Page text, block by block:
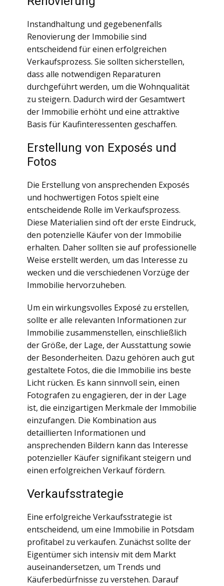
Instandhaltung und gegebenenfalls
Renovierung der Immobilie sind
entscheidend für einen erfolgreichen
Verkaufsprozess. Sie sollten sicherstellen,
dass alle notwendigen Reparaturen
durchgeführt werden, um die Wohnqualität
zu steigern. Dadurch wird der Gesamtwert
der Immobilie erhöht und eine attraktive
Basis für Kaufinteressenten geschaffen.
Erstellung von Exposés und
Fotos
Die Erstellung von ansprechenden Exposés
und hochwertigen Fotos spielt eine
entscheidende Rolle im Verkaufsprozess.
Diese Materialien sind oft der erste Eindruck,
den potenzielle Käufer von der Immobilie
erhalten. Daher sollten sie auf professionelle
Weise erstellt werden, um das Interesse zu
wecken und die verschiedenen Vorzüge der
Immobilie hervorzuheben.
Um ein wirkungsvolles Exposé zu erstellen,
sollte er alle relevanten Informationen zur
Immobilie zusammenstellen, einschließlich
der Größe, der Lage, der Ausstattung sowie
der Besonderheiten. Dazu gehören auch gut
gestaltete Fotos, die die Immobilie ins beste
Licht rücken. Es kann sinnvoll sein, einen
Fotografen zu engagieren, der in der Lage
ist, die einzigartigen Merkmale der Immobilie
einzufangen. Die Kombination aus
detaillierten Informationen und
ansprechenden Bildern kann das Interesse
potenzieller Käufer signifikant steigern und
einen erfolgreichen Verkauf fördern.
Verkaufsstrategie
Eine erfolgreiche Verkaufsstrategie ist
entscheidend, um eine Immobilie in Potsdam
profitabel zu verkaufen. Zunächst sollte der
Eigentümer sich intensiv mit dem Markt
auseinandersetzen, um Trends und
Käuferbedürfnisse zu verstehen. Darauf